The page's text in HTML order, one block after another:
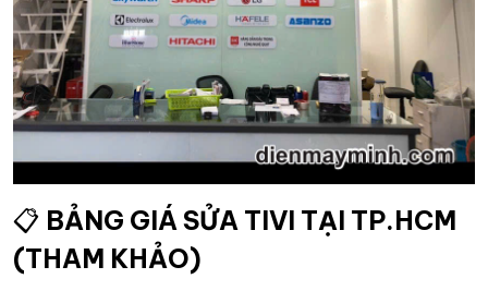
📋 BẢNG GIÁ SỬA TIVI TẠI TP.HCM
(THAM KHẢO)